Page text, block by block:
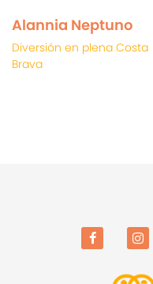
Alannia Neptuno
Diversión en plena Costa
Brava
FACEBOOK